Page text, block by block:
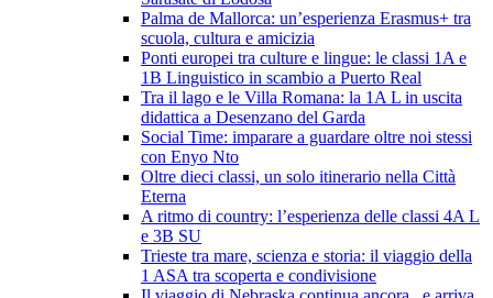
Palma de Mallorca: un’esperienza Erasmus+ tra
scuola, cultura e amicizia
Ponti europei tra culture e lingue: le classi 1A e
1B Linguistico in scambio a Puerto Real
Tra il lago e le Villa Romana: la 1A L in uscita
didattica a Desenzano del Garda
Social Time: imparare a guardare oltre noi stessi
con Enyo Nto
Oltre dieci classi, un solo itinerario nella Città
Eterna
A ritmo di country: l’esperienza delle classi 4A L
e 3B SU
Trieste tra mare, scienza e storia: il viaggio della
1 ASA tra scoperta e condivisione